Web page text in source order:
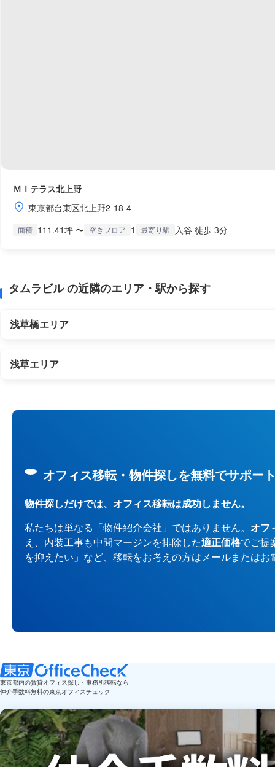
ＭＩテラス北上野
東京都台東区北上野2-18-4
面積 111.41坪 〜 空きフロア 1 最寄り駅 入谷 徒歩 3分
タムラビル の近隣のエリア・駅から探す
浅草橋エリア
浅草エリア
オフィス移転・物件探しを無料でサポー
物件探しだけでは、オフィス移転は成功しません。
私たちは単なる「物件紹介会社」ではありません。 オフ
え、内装工事も中間マージンを排除した適正価格でご提
を抑えたい」など、移転をお考えの方はメールまたは
東京都内の賃貸オフィス探し・事務所移転なら
仲介手数料無料の東京オフィスチェック